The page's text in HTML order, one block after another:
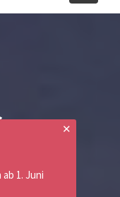
✕
1. Juni